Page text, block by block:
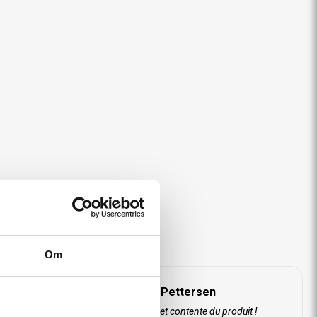
Om
Tony A Blom-Pettersen
Livraison rapide et contente du produit !